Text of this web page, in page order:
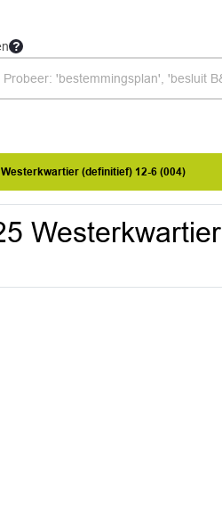
(definitief) 12-6 (004)
Westerkwartier